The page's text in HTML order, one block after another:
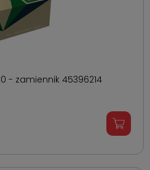
- zamiennik 45396214